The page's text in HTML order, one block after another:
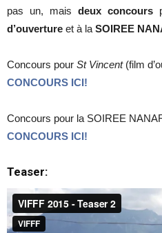
pas un, mais deux concours
d’ouverture et à la SOIREE
Concours pour St Vincent(film
CONCOURS ICI!
Concours pour la SOIREE
CONCOURS ICI!
Teaser: